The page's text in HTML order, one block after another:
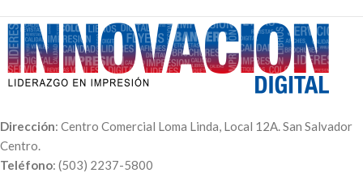
Dirección: Centro Comercial Loma Linda, Local 12A. San Salvador
Centro.
Teléfono: (503) 2237-5800